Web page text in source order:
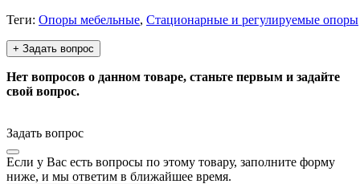
Теги: Опоры мебельные, Стационарные и регулируемые опоры
+ Задать вопрос
Нет вопросов о данном товаре, станьте первым и задайте
свой вопрос.
Задать вопрос
Если у Вас есть вопросы по этому товару, заполните форму
ниже, и мы ответим в ближайшее время.